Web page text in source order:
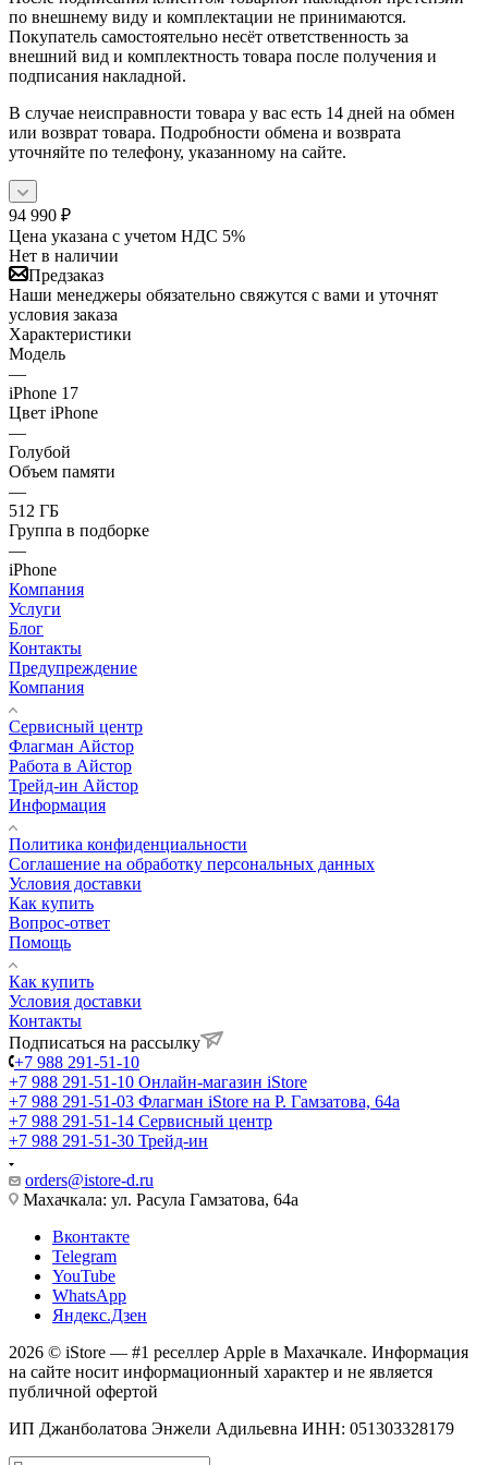
по внешнему виду и комплектации не принимаются.
Покупатель самостоятельно несёт ответственность за
внешний вид и комплектность товара после получения и
подписания накладной.
В случае неисправности товара у вас есть 14 дней на обмен
или возврат товара. Подробности обмена и возврата
уточняйте по телефону, указанному на сайте.
94 990 ₽
Цена указана с учетом НДС 5%
Нет в наличии
Предзаказ
Наши менеджеры обязательно свяжутся с вами и уточнят
условия заказа
Характеристики
Модель
—
iPhone 17
Цвет iPhone
—
Голубой
Объем памяти
—
512 ГБ
Группа в подборке
—
iPhone
Компания
Услуги
Блог
Контакты
Предупреждение
Компания
Сервисный центр
Флагман Айстор
Работа в Айстор
Трейд-ин Айстор
Информация
Политика конфиденциальности
Соглашение на обработку персональных данных
Условия доставки
Как купить
Вопрос-ответ
Помощь
Как купить
Условия доставки
Контакты
Подписаться на рассылку
+7 988 291-51-10
+7 988 291-51-10 Онлайн-магазин iStore
+7 988 291-51-03 Флагман iStore на Р. Гамзатова, 64а
+7 988 291-51-14 Сервисный центр
+7 988 291-51-30 Трейд-ин
orders@istore-d.ru
Махачкала: ул. Расула Гамзатова, 64а
Вконтакте
Telegram
YouTube
WhatsApp
Яндекс.Дзен
2026 © iStore — #1 реселлер Apple в Махачкале. Информация
на сайте носит информационный характер и не является
публичной офертой
ИП Джанболатова Энжели Адильевна ИНН: 051303328179